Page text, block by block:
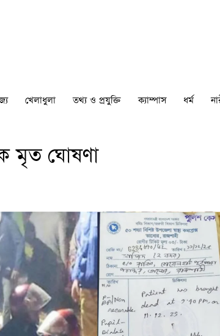
খেলাধুলা তথ্য ও প্রযুক্তি ক্যাম্পাস ধর্ম
মৃত ঘোষণা